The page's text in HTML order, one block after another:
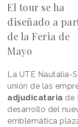
El tour se ha
diseñado a
de la Feria de
Mayo
La UTE Nautalia-
unión de las
adjudicataria de
desarrollo del
emblemática